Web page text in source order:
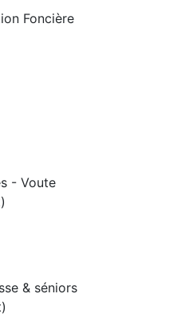
Foncière
- Voute
& séniors